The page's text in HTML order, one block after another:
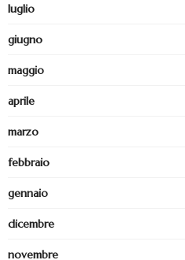
luglio
giugno
maggio
aprile
marzo
febbraio
gennaio
dicembre
novembre